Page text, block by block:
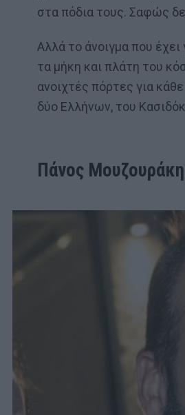
στα πόδια τους. Σαφώς
Αλλά το άνοιγμα που
τα μήκη και πλάτη του
ανοιχτές πόρτες για
δύο Ελλήνων, του
Πάνος